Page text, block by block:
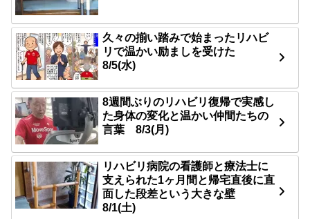
久々の揃い踏みで始まったリハビ
リで温かい励ましを受けた
8/5(水)
8週間ぶりのリハビリ復帰で実感し
た身体の変化と温かい仲間たちの
言葉 8/3(月)
リハビリ病院の看護師と療法士に
支えられた1ヶ月間と帰宅直後に直
面した段差という大きな壁
8/1(土)